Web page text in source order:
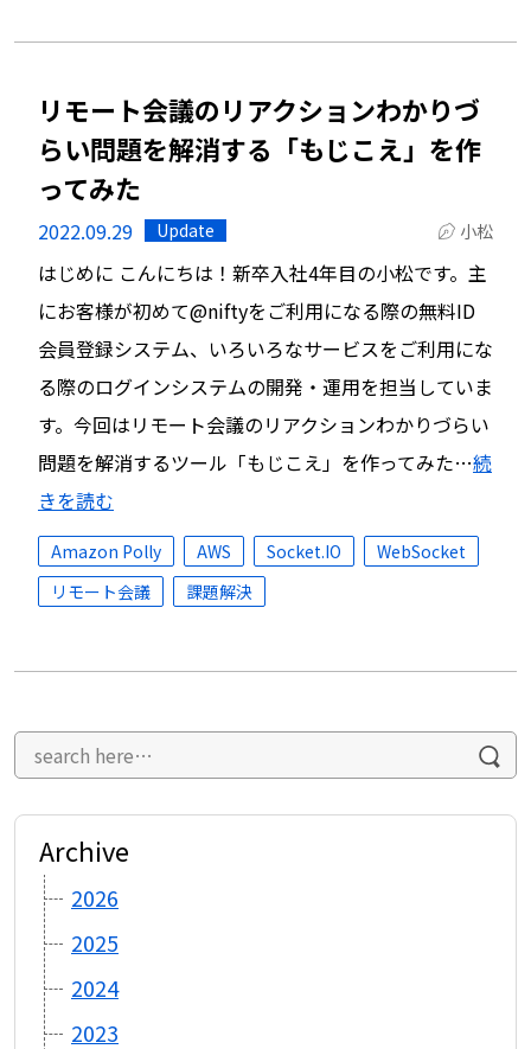
リモート会議のリアクションわかりづ
らい問題を解消する「もじこえ」を作
ってみた
2022.09.29 Update 小松
はじめに こんにちは！新卒入社4年目の小松です。主
にお客様が初めて@niftyをご利用になる際の無料ID
会員登録システム、いろいろなサービスをご利用にな
る際のログインシステムの開発・運用を担当していま
す。今回はリモート会議のリアクションわかりづらい
問題を解消するツール「もじこえ」を作ってみた…続
きを読む
Amazon Polly AWS Socket.IO
WebSocket
リモート会議
課題解決
Archive
2026
2025
2024
2023